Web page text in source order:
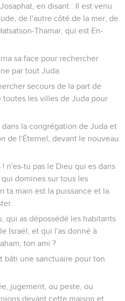
en disant : Il est venu
de l'autre côté de la mer, de
Thamar, qui est En-
sa face pour rechercher
par tout Juda.
secours de la part de
toutes les villes de Juda pour
la congrégation de Juda et
de l'Éternel, devant le nouveau
n'es-tu pas le Dieu qui es dans
domines sur tous les
ta main est la puissance et la
qui as dépossédé les habitants
Israël, et qui l'as donné à
ton ami ?
bâti une sanctuaire pour ton
jugement, ou peste, ou
devant cette maison et